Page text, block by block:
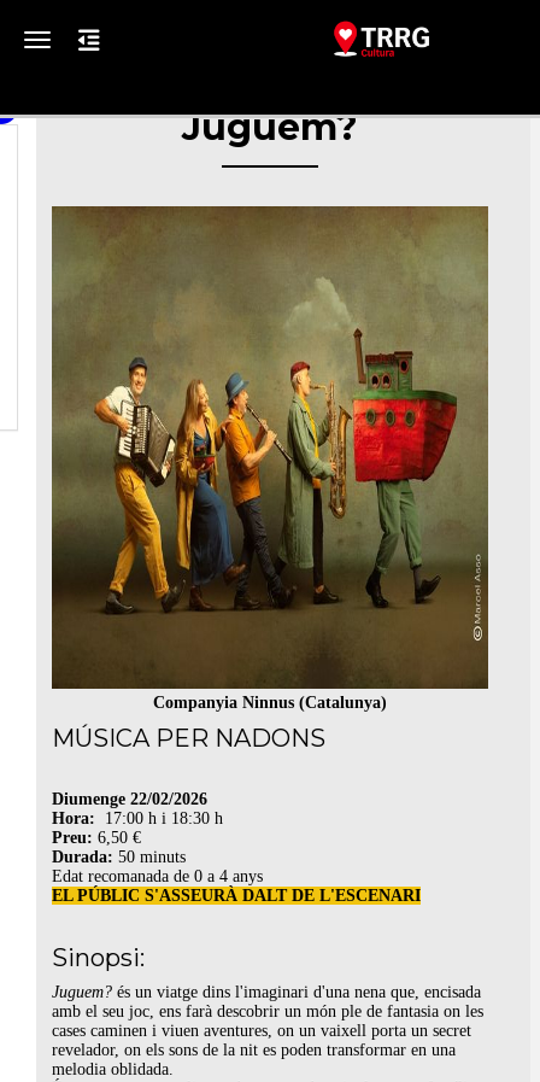
Toggle navigation
Juguem?
Companyia Ninnus (Catalunya)
MÚSICA PER NADONS
Diumenge 22/02/2026
Hora:
17:00 h i 18:30 h
Preu:6,50 €
Durada:50 minuts
Edat recomanada de 0 a 4 anys
EL PÚBLIC S'ASSEURÀ DALT DE L'ESCENARI
Sinopsi:
Juguem? és un viatge dins l'imaginari d'una nena que, encisada
amb el seu joc, ens farà descobrir un món ple de fantasia on les
cases caminen i viuen aventures, on un vaixell porta un secret
revelador, on els sons de la nit es poden transformar en una
melodia oblidada.